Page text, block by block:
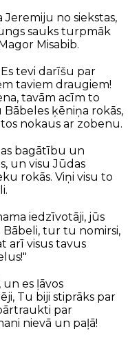
Jeremiju no siekstas,
sauks turpmāk
Misabib.
tevi darīšu par
taviem draugiem!
tavām acīm to
ķēniņa rokās,
nokaus ar zobenu.
bagātību un
un visu Jūdas
rokās. Viņi visu to
iedzīvotāji, jūs
Bābeli, tur tu nomirsi,
arī visus tavus
es ļāvos
Tu biji stiprāks par
par
nievā un paļā!